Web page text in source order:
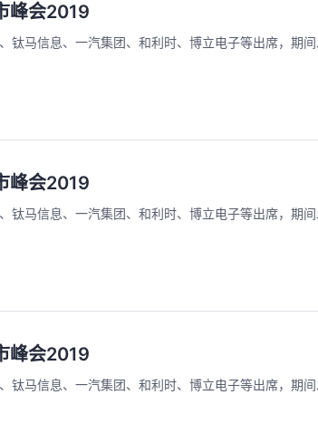
峰会2019
钛马信息、一汽集团、和利时、博立电子等出席，期
峰会2019
钛马信息、一汽集团、和利时、博立电子等出席，期
峰会2019
钛马信息、一汽集团、和利时、博立电子等出席，期